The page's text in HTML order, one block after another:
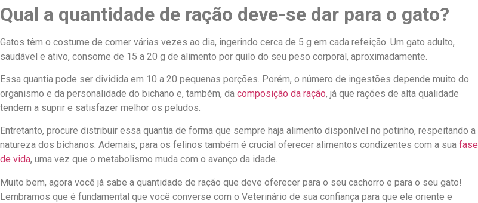
Qual a quantidade de ração deve-se dar para o gato?
Gatos têm o costume de comer várias vezes ao dia, ingerindo cerca de 5 g em cada refeição. Um gato adulto,
saudável e ativo, consome de 15 a 20 g de alimento por quilo do seu peso corporal, aproximadamente.
Essa quantia pode ser dividida em 10 a 20 pequenas porções. Porém, o número de ingestões depende muito do
organismo e da personalidade do bichano e, também, da composição da ração, já que rações de alta qualidade
tendem a suprir e satisfazer melhor os peludos.
Entretanto, procure distribuir essa quantia de forma que sempre haja alimento disponível no potinho, respeitando a
natureza dos bichanos. Ademais, para os felinos também é crucial oferecer alimentos condizentes com a sua fase
de vida, uma vez que o metabolismo muda com o avanço da idade.
Muito bem, agora você já sabe a quantidade de ração que deve oferecer para o seu cachorro e para o seu gato!
Lembramos que é fundamental que você converse com o Veterinário de sua confiança para que ele oriente e